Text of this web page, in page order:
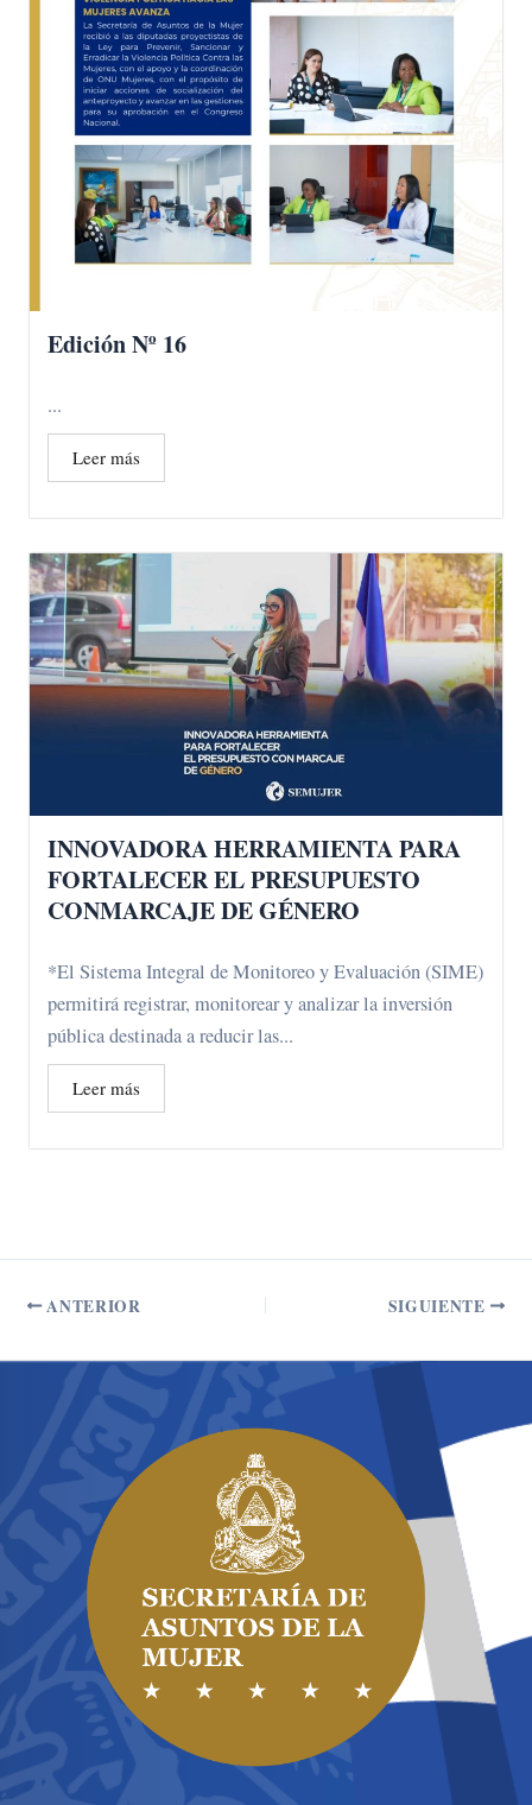
Edición Nº 16
...
Leer más
INNOVADORA HERRAMIENTA PARA
FORTALECER EL PRESUPUESTO
CONMARCAJE DE GÉNERO
*El Sistema Integral de Monitoreo y Evaluación (SIME)
permitirá registrar, monitorear y analizar la inversión
pública destinada a reducir las...
Leer más
ANTERIOR SIGUIENTE